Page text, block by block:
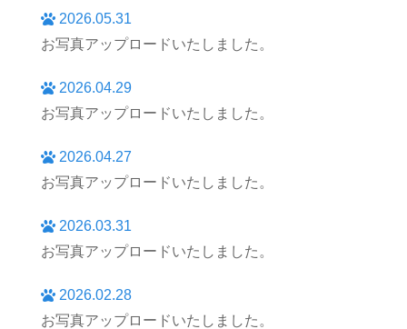
2026.05.31
お写真アップロードいたしました。
2026.04.29
お写真アップロードいたしました。
2026.04.27
お写真アップロードいたしました。
2026.03.31
お写真アップロードいたしました。
2026.02.28
お写真アップロードいたしました。